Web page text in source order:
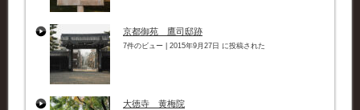
京都御苑 鷹司邸跡
7件のビュー 2015年9月27日 に投稿された
大徳寺 黄梅院